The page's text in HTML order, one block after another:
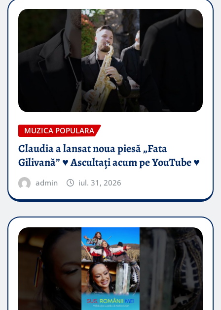
MUZICA POPULARA
Claudia a lansat noua piesă „Fata
Gilivană” ♥️ Ascultați acum pe YouTube ♥️
admin iul. 31, 2026